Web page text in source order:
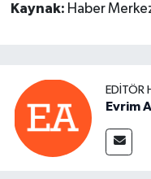
Kaynak: Haber
EDITÖR
Evrim